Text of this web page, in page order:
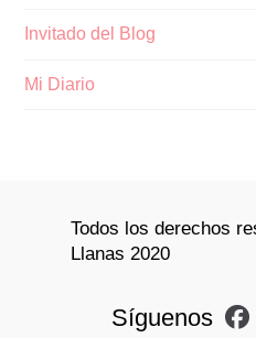
Invitado del Blog
Mi Diario
Todos los derechos
Llanas 2020
Síguenos